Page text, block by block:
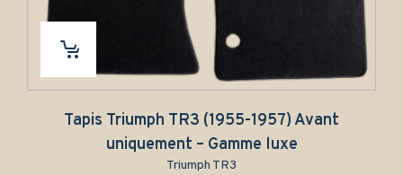
Triumph TR3 (1955-1957) Avant
uniquement – Gamme luxe
Triumph TR3
Tapis